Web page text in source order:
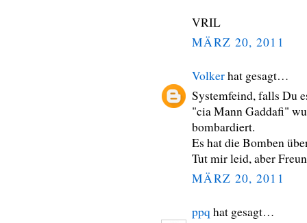
VRIL
MÄRZ 20, 2011
Volkerhat gesagt…
Systemfeind, falls Du
"cia Mann Gaddafi"
bombardiert.
Es hat die Bomben
Tut mir leid, aber
MÄRZ 20, 2011
ppq hat gesagt…